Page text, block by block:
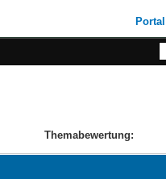
Portal
Themabewertung: